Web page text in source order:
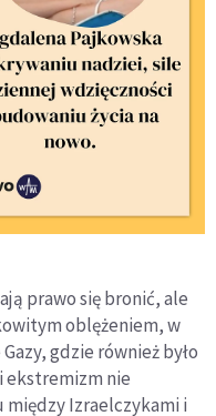
prawo się bronić, ale
oblężeniem, w
gdzie również było
ekstremizm nie
Izraelczykami i